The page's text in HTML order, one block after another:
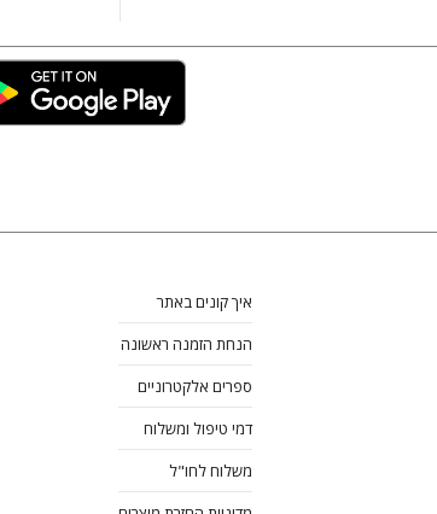
איך קונים באתר
הנחת הזמנה ראשונה
ספרים אלקטרוניים
דמי טיפול ומשלוח
משלוח לחו"ל